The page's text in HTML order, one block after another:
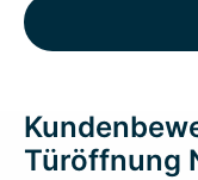
Türöffnung